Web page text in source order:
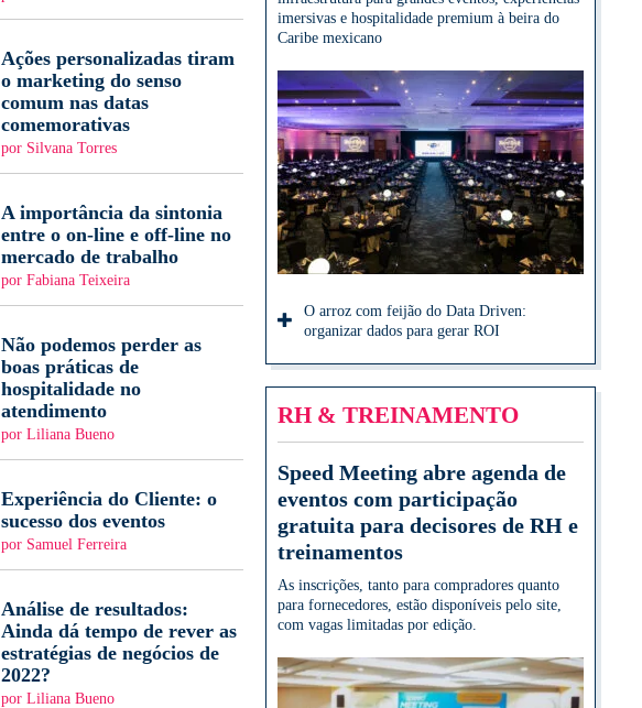
Ações personalizadas tiram
o marketing do senso
comum nas datas
comemorativas
por Silvana Torres
A importância da sintonia
entre o on-line e off-line no
mercado de trabalho
por Fabiana Teixeira
Não podemos perder as
boas práticas de
hospitalidade no
atendimento
por Liliana Bueno
Experiência do Cliente: o
sucesso dos eventos
por Samuel Ferreira
Análise de resultados:
Ainda dá tempo de rever as
estratégias de negócios de
2022?
por Liliana Bueno
imersivas e hospitalidade premium à beira do
Caribe mexicano
O arroz com feijão do Data Driven:
organizar dados para gerar ROI
RH & TREINAMENTO
Speed Meeting abre agenda de
eventos com participação
gratuita para decisores de RH e
treinamentos
As inscrições, tanto para compradores quanto
para fornecedores, estão disponíveis pelo site,
com vagas limitadas por edição.